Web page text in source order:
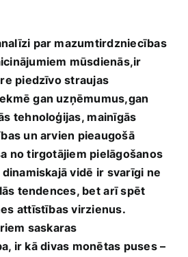
par mazumtirdzniecības
mūsdienās,ir
piedzīvo straujas
gan uzņēmumus,gan
tehnoloģijas, ⁢mainīgās
un ‌arvien pieaugošā
‍no tirgotājiem‍ pielāgošanos
vidē ir⁤ svarīgi ne
tendences, bet⁣ arī spēt
⁣attīstības​ virzienus.
saskaras
ir‌ kā⁤ divas monētas puses –